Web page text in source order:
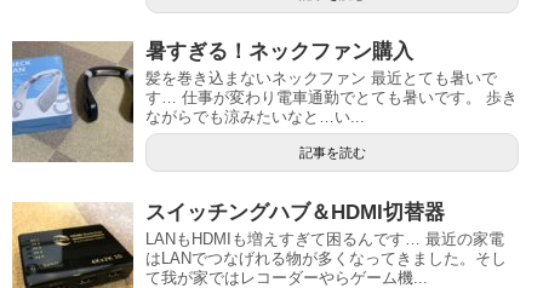
暑すぎる！ネックファン購入
髪を巻き込まないネックファン 最近とても暑いで
す… 仕事が変わり電車通勤でとても暑いです。 歩き
ながらでも涼みたいなと…い...
記事を読む
スイッチングハブ＆HDMI切替器
LANもHDMIも増えすぎて困るんです… 最近の家電
はLANでつなげれる物が多くなってきました。そし
て我が家ではレコーダーやらゲーム機...